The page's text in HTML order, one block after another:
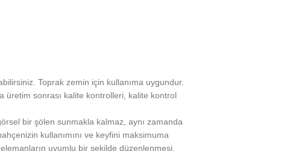
Toprak zemin için kullanıma uygundur.
üretim sonrası kalite kontrolleri, kalite kontrol
bir şölen sunmakla kalmaz, aynı zamanda
kullanımını ve keyfini maksimuma
uyumlu bir şekilde düzenlenmesi,